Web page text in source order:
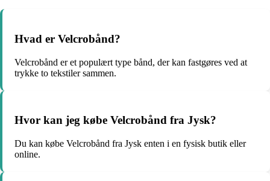
Hvad er Velcrobånd?
Velcrobånd er et populært type bånd, der kan fastgøres ved at
trykke to tekstiler sammen.
Hvor kan jeg købe Velcrobånd fra Jysk?
Du kan købe Velcrobånd fra Jysk enten i en fysisk butik eller
online.